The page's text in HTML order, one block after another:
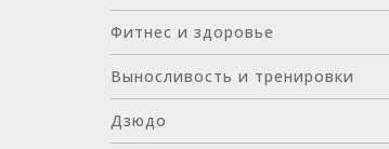
Фитнес и здоровье
Выносливость и тренировки
Дзюдо